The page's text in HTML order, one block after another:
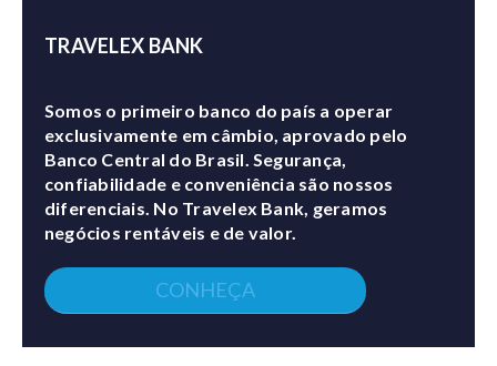
TRAVELEX BANK
Somos o primeiro banco do país a operar
exclusivamente em câmbio, aprovado pelo
Banco Central do Brasil. Segurança,
confiabilidade e conveniência são nossos
diferenciais. No Travelex Bank, geramos
negócios rentáveis e de valor.
CONHEÇA